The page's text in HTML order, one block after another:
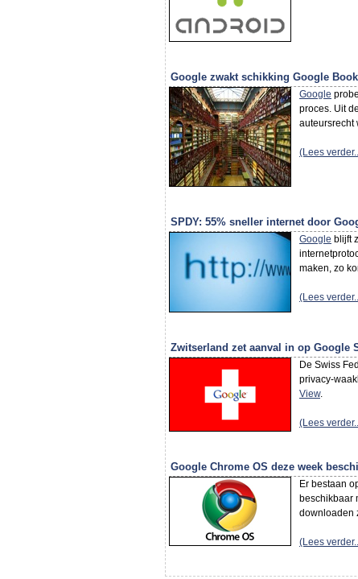
Google zwakt schikking Google
Google
proces. Uit de
auteursrecht
(Lees
SPDY: 55% sneller internet door
Google blijft
maken, zo
(Lees
Zwitserland zet aanval in op Google
De Swiss
privacy-
View.
(Lees
Google Chrome OS deze week
Er bestaan
beschikbaar
downloaden
(Lees